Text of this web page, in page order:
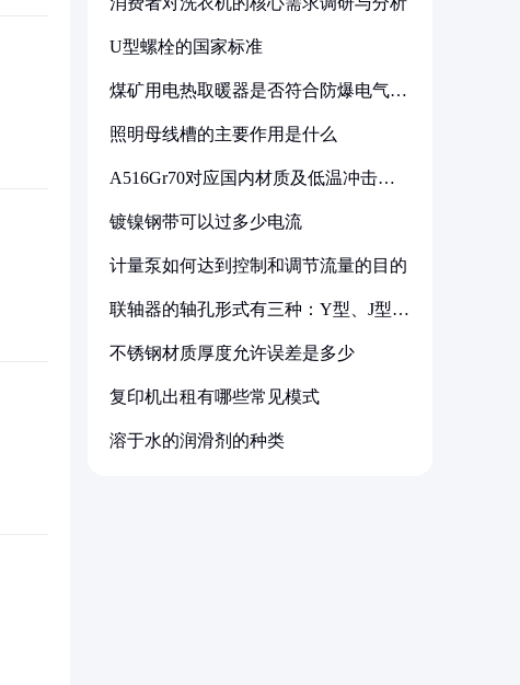
U型螺栓的国家标准
煤矿用电热取暖器是否符合防爆电气设
照明母线槽的主要作用是什么
A516Gr70对应国内材质及低温冲击要
镀镍钢带可以过多少电流
计量泵如何达到控制和调节流量的目的
联轴器的轴孔形式有三种：Y型、J型、
不锈钢材质厚度允许误差是多少
复印机出租有哪些常见模式
溶于水的润滑剂的种类